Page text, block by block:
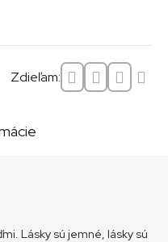
Zdieľam:
Lásky sú jemné, lásky sú